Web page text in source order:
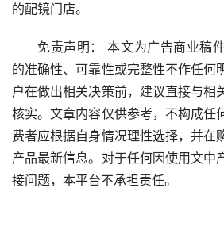
的配镜门店。
免责声明： 本文为广告商业稿
的准确性、可靠性或完整性不作任何
户在做出相关决策前，建议直接与相
核实。文章内容仅供参考，不构成任
费者应根据自身情况理性选择，并在
产品最新信息。对于任何因使用文中
接问题，本平台不承担责任。